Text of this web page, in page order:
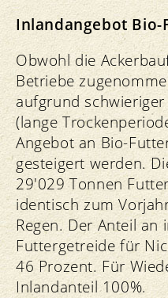
Inlandangebot
Obwohl die
Betriebe
aufgrund
(lange
Angebot an Bio-
gesteigert werden.
29'029 Tonnen
identisch zum
Regen. Der Anteil an
Futtergetreide für
46 Prozent. Für
Inlandanteil 100%.